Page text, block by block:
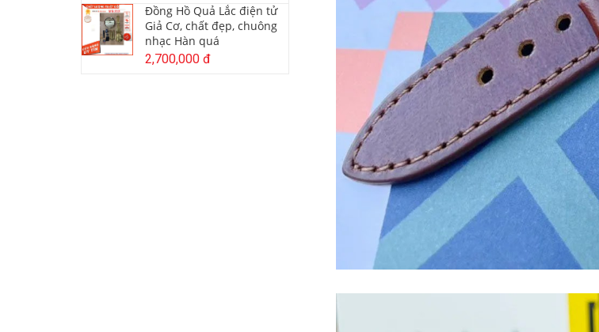
Đồng Hồ Quả Lắc điện tử
Giả Cơ, chất đẹp, chuông
nhạc Hàn quá
2,700,000 đ